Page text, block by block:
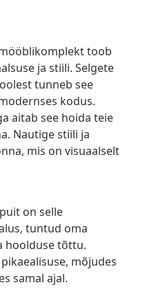
toob
ja stiili. Selgete
tunneb see
kodus.
aitab see hoida teie
Nautige stiili ja
mis on visuaalselt
on selle
tuntud oma
hoolduse tõttu.
mõjudes
samal ajal.